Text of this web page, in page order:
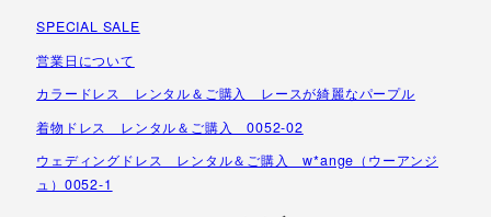
SPECIAL SALE
営業日について
カラードレス レンタル＆ご購入 レースが綺麗なパープル
着物ドレス レンタル＆ご購入 0052-02
ウェディングドレス レンタル＆ご購入 w*ange（ウーアンジ
ュ）0052-1